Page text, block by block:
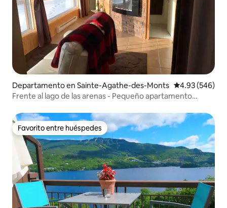
Departamento en Sainte-Agathe-des-Monts Calificación
4.93 (546)
Frente al lago de las arenas - Pequeño apartamento
Favorito entre huéspedes
Favorito entre huéspedes